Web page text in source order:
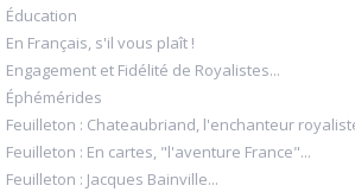
Éducation
En Français, s'il vous plaît !
Engagement et Fidélité de Royalistes...
Éphémérides
Feuilleton : Chateaubriand, l'enchanteur
Feuilleton : En cartes, "l'aventure France"...
Feuilleton : Jacques Bainville...